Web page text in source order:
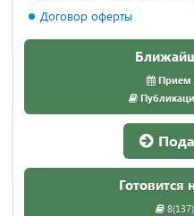
Договор оферты
Прием
Готовится